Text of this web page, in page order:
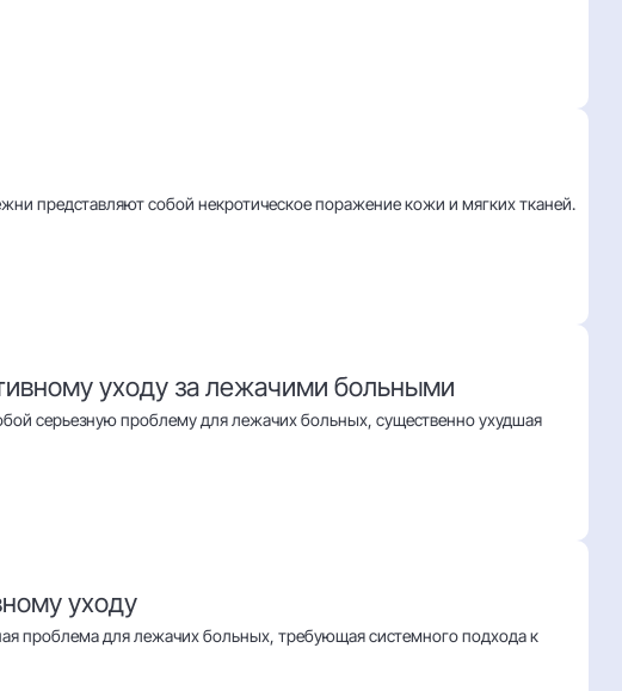
представляют собой некротическое поражение кожи и мягких тканей.
уходу за лежачими больными
серьезную проблему для лежачих больных, существенно ухудшая
уходу
проблема для лежачих больных, требующая системного подхода к